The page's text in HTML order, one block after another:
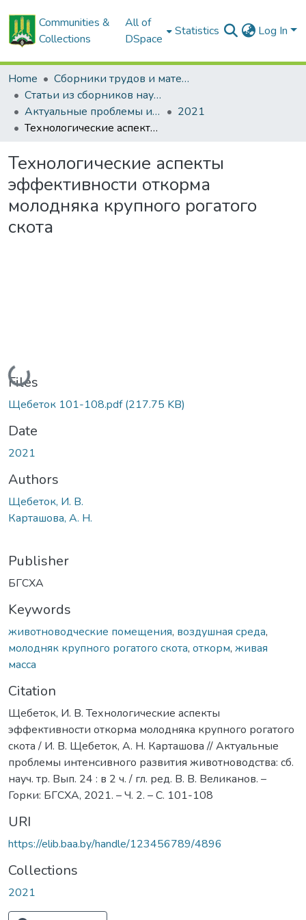
Communities &
Collections
All of
DSpace
Statistics Log In
Home
Сборники трудов и материалов конференций
Статьи из сборников научных трудов
Актуальные проблемы интенсивного развития животноводства: сб. науч. тр.
2021
Технологические аспекты эффективности откорма молодняка крупного рогатого скота
Технологические аспекты
эффективности откорма
молодняка крупного рогатого
скота
Loading...
Files
Щебеток 101-108.pdf(217.75 KB)
Date
2021
Authors
Щебеток, И. В.
Карташова, А. Н.
Publisher
БГСХА
Keywords
животноводческие помещения, воздушная среда,
молодняк крупного рогатого скота, откорм, живая
масса
Citation
Щебеток, И. В. Технологические аспекты
эффективности откорма молодняка крупного рогатого
скота / И. В. Щебеток, А. Н. Карташова // Актуальные
проблемы интенсивного развития животноводства: сб.
науч. тр. Вып. 24 : в 2 ч. / гл. ред. В. В. Великанов. –
Горки: БГСХА, 2021. – Ч. 2. – С. 101-108
URI
https://elib.baa.by/handle/123456789/4896
Collections
2021